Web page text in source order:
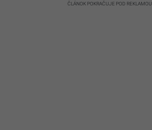
ČLÁNOK POKRAČUJE POD REKLAMOU